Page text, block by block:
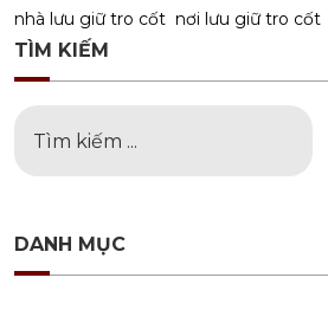
nhà lưu giữ tro cốt nơi lưu giữ tro cốt
TÌM KIẾM
DANH MỤC